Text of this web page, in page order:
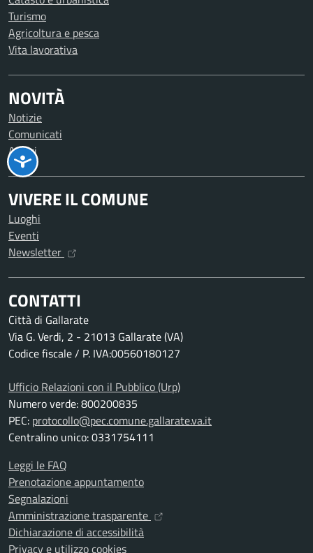
Turismo
Agricoltura e pesca
Vita lavorativa
NOVITÀ
Notizie
Comunicati
Avvisi
VIVERE IL COMUNE
Luoghi
Eventi
Newsletter
CONTATTI
Città di Gallarate
Via G. Verdi, 2 - 21013 Gallarate (VA)
Codice fiscale / P. IVA:00560180127
Ufficio Relazioni con il Pubblico (Urp)
Numero verde: 800200835
PEC: protocollo@pec.comune.gallarate.va.it
Centralino unico: 0331754111
Leggi le FAQ
Prenotazione appuntamento
Segnalazioni
Amministrazione trasparente
Dichiarazione di accessibilità
Privacy e utilizzo cookies